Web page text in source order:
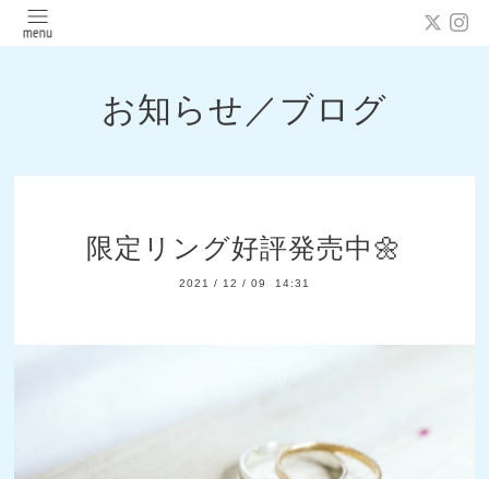
お知らせ／ブログ
限定リング好評発売中🌼
2021 / 12 / 09 14:31